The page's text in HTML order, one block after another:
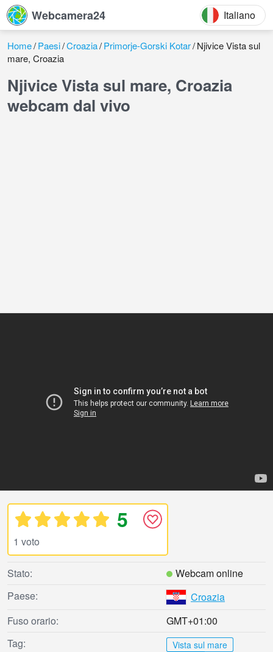
Webcamera24 Italiano
Home Paesi Croazia Primorje-Gorski Kotar Njivice Vista sul
mare, Croazia
Njivice Vista sul mare, Croazia
webcam dal vivo
5
1 voto
Stato:
Webcam online
Paese:
Croazia
Fuso orario:
GMT+01:00
Tag:
Vista sul mare